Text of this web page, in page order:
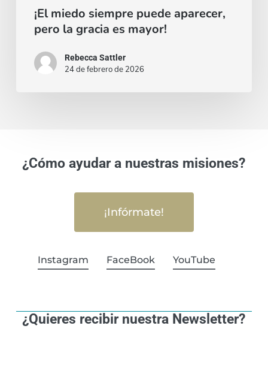
¡El miedo siempre puede aparecer,
pero la gracia es mayor!
Rebecca Sattler
24 de febrero de 2026
¿Cómo ayudar a nuestras misiones?
¡Infórmate!
Instagram FaceBook YouTube
¿Quieres recibir nuestra Newsletter?